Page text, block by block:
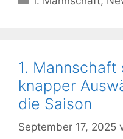
1.
knapper
die Saison
September 17, 2025